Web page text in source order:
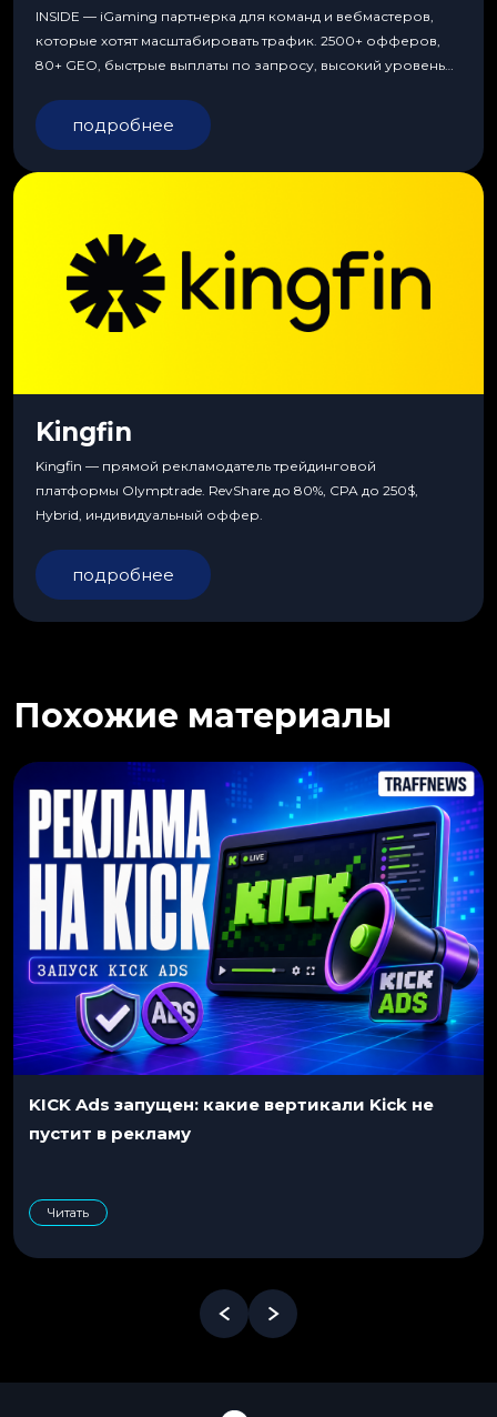
INSIDE — iGaming партнерка для команд и вебмастеров,
которые хотят масштабировать трафик. 2500+ офферов,
80+ GEO, быстрые выплаты по запросу, высокий уровень
подробнее
Kingfin
Kingfin — прямой рекламодатель трейдинговой
платформы Olymptrade. RevShare до 80%, CPA до 250$,
Hybrid, индивидуальный оффер.
подробнее
Похожие материалы
KICK Ads запущен: какие вертикали Kick не
пустит в рекламу
Читать